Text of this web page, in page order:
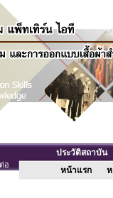
อ
ประวัติสถาบัน
หน้าแรก
ห